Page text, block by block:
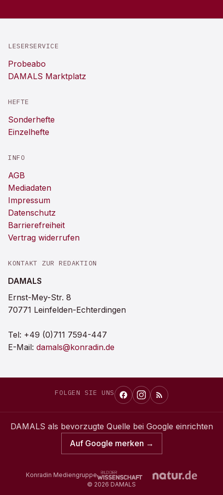
LESERSERVICE
Probeabo
DAMALS Marktplatz
HEFTE
Sonderhefte
Einzelhefte
INFO
AGB
Mediadaten
Impressum
Datenschutz
Barrierefreiheit
Vertrag widerrufen
KONTAKT ZUR REDAKTION
DAMALS
Ernst-Mey-Str. 8
70771 Leinfelden-Echterdingen
Tel: +49 (0)711 7594-447
E-Mail: damals@konradin.de
FOLGEN SIE UNS
DAMALS als bevorzugte Quelle bei Google einrichten
Auf Google merken →
Konradin Mediengruppe
© 2026 DAMALS